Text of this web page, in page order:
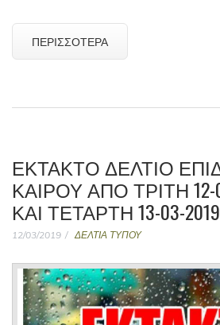
ΠΕΡΙΣΣΌΤΕΡΑ
ΈΚΤΑΚΤΟ ΔΕΛΤΊΟ
ΚΑΙΡΟΎ ΑΠΌ ΤΡΊΤΗ 12-
ΚΑΙ ΤΕΤΆΡΤΗ 13-03-2019
12/03/2019 ΔΕΛΤΙΑ ΤΥΠΟΥ